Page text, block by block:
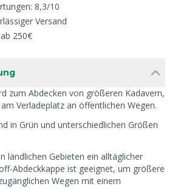
8,3/10
Versand
250€
zum Abdecken von größeren Kadavern,
Verladeplatz an öffentlichen Wegen.
in Grün und unterschiedlichen Größen
ländlichen Gebieten ein alltäglicher
Abdeckkappe ist geeignet, um größere
Wegen mit einem